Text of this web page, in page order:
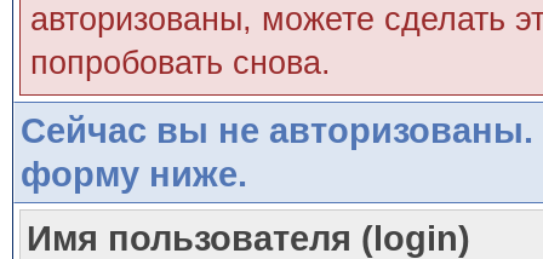
авторизованы, можете сделать
попробовать снова.
Сейчас вы не авторизованы.
форму ниже.
Имя пользователя (login)